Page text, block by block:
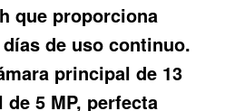
que proporciona
de uso continuo.
principal de 13
5 MP, perfecta